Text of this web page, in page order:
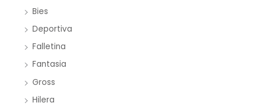
Bies
Deportiva
Falletina
Fantasia
Gross
Hilera